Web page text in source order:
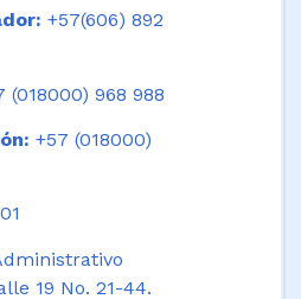
+57(606) 892
(018000) 968 988
+57 (018000)
19 No. 21-44.